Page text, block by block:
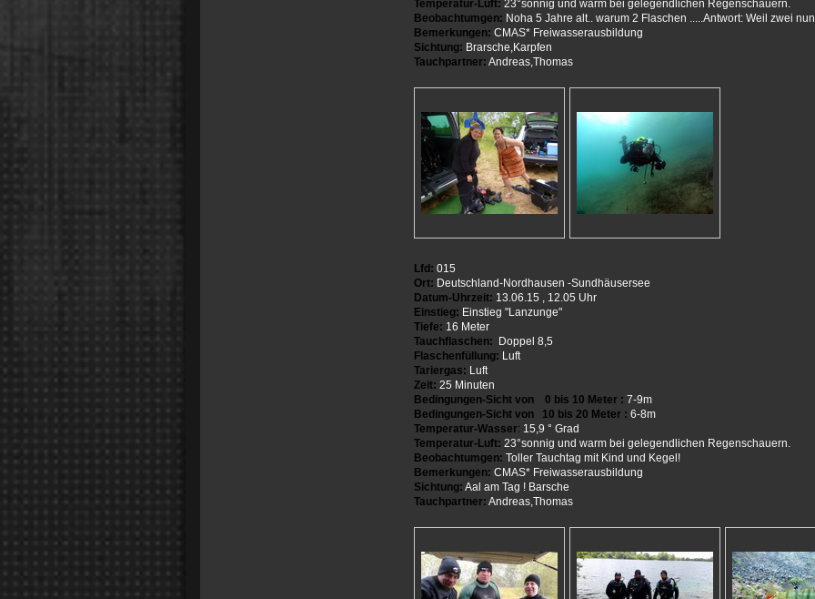
Temperatur-Luft: 23°sonnig und warm bei gelegendlichen Regenschauern.
Beobachtumgen: Noha 5 Jahre alt.. warum 2 Flaschen .....Antwort: Weil zwei
Bemerkungen: CMAS* Freiwasserausbildung
Sichtung: Brarsche,Karpfen
Tauchpartner: Andreas,Thomas
Lfd: 015
Ort: Deutschland-Nordhausen -Sundhäusersee
Datum-Uhrzeit: 13.06.15 , 12.05 Uhr
Einstieg: Einstieg "Lanzunge"
Tiefe: 16 Meter
Tauchflaschen: Doppel 8,5
Flaschenfüllung: Luft
Tariergas: Luft
Zeit: 25 Minuten
Bedingungen-Sicht von 0 bis 10 Meter : 7-9m
Bedingungen-Sicht von 10 bis 20 Meter : 6-8m
Temperatur-Wasser: 15,9 ° Grad
Temperatur-Luft: 23°sonnig und warm bei gelegendlichen Regenschauern.
Beobachtumgen: Toller Tauchtag mit Kind und Kegel!
Bemerkungen: CMAS* Freiwasserausbildung
Sichtung: Aal am Tag ! Barsche
Tauchpartner: Andreas,Thomas